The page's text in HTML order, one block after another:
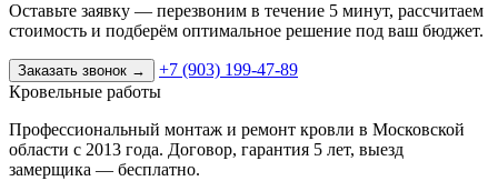
Оставьте заявку — перезвоним в течение 5 минут, рассчитаем
стоимость и подберём оптимальное решение под ваш бюджет.
Заказать звонок →
+7 (903) 199-47-89
Кровельные работы
Профессиональный монтаж и ремонт кровли в Московской
области с 2013 года. Договор, гарантия 5 лет, выезд
замерщика — бесплатно.